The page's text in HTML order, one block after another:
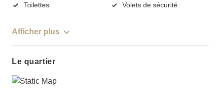
Toilettes Volets de sécurité
Afficher plus
Le quartier